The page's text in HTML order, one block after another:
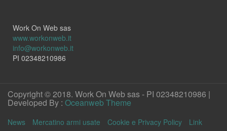
Work On Web sas
www.workonweb.it
info@workonweb.it
PI 02348210986
Copyright © 2018. Work On Web sas - PI 02348210986 |
Developed By : Oceanweb Theme
News Mercatino armi usate Cookie e Privacy Policy Link